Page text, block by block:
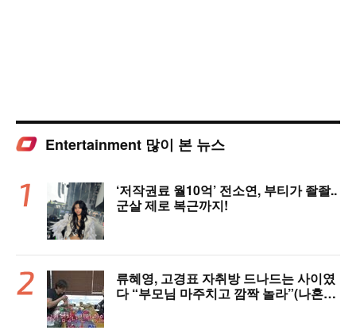
Entertainment 많이 본 뉴스
‘저작권료 월10억’ 전소연, 부티가 좔좔..
군살 제로 복근까지!
류혜영, 고경표 자취방 드나드는 사이였
다 “부모님 마주치고 깜짝 놀라”(나혼자